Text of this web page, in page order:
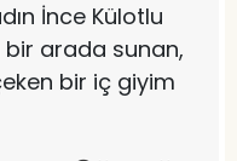
İnce Külotlu
bir arada sunan,
bir iç giyim